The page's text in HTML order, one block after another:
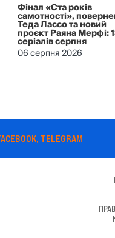
Фінал «Ста років
самотності»,
Теда Лассо та новий
проєкт Раяна Мерфі:
серіалів серпня
06 серпня 2026